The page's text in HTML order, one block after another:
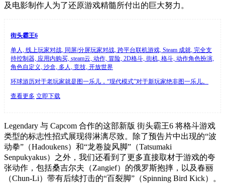
及电影制作人为了还原游戏精髓所付出的巨大努力。
街头霸王6
单人, 线上玩家对战, 同屏/分屏玩家对战, 跨平台联机游戏, Steam 成就, 完全支
持控制器, 应用内购买, steam云, 动作, 冒险, 2D格斗, 街机, 格斗, 动作角色扮演,
角色自定义, 沙盒, 多人, 竞技, 开放世界
环球游历对于老玩家就是图一乐儿，“现代模式”对于新玩家绝非图一乐儿。
查看更多 立即下载
Legendary 与 Capcom 合作的这部新版 街头霸王6 将格斗游戏
类型的标志性招式展现得淋漓尽致。除了预告片中出现的“波
动拳”（Hadoukens）和“龙卷旋风脚”（Tatsumaki
Senpukyakus）之外，我们还看到了更多直接取材于游戏的夸
张动作，包括桑吉尔夫（Zangief）的俄罗斯抱摔，以及春丽
（Chun-Li）带有后续打击的“百裂脚”（Spinning Bird Kick）。